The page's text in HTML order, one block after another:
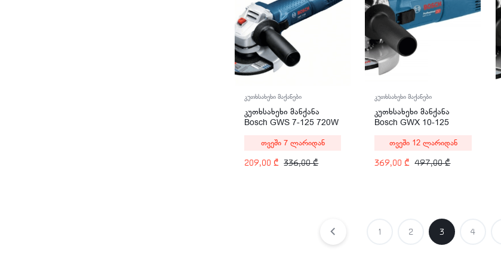
კუთხსახეხი მაქანები
კუთხსახეხი მანქანა
Bosch GWS 7-125 720W
336,00₾
209,00₾
თვეში 7 ლარიდან
კუთხსახეხი მაქანები
კუთხსახეხი მანქანა
Bosch GWX 10-125
497,00₾
369,00₾
თვეში 12 ლარიდან
1 2 3 4